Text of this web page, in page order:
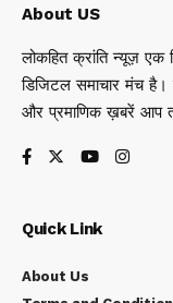
About US
लोकहित क्रांति न्यूज़ एक
डिजिटल समाचार मंच है।
और प्रमाणिक ख़बरें आप
Quick Link
About Us